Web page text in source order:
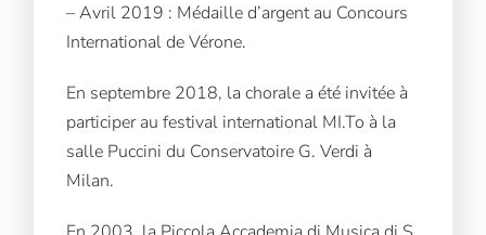
– Avril 2019 : Médaille d’argent au Concours
International de Vérone.
En septembre 2018, la chorale a été invitée à
participer au festival international MI.To à la
salle Puccini du Conservatoire G. Verdi à
Milan.